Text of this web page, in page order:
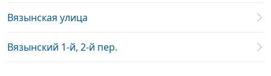
Вязынская улица
Вязынский 1-й, 2-й пер.